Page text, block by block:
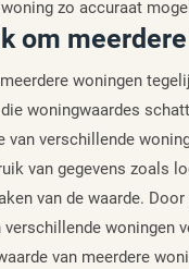
zo accuraat
om
woningen
woningwaardes
van verschillende
van gegevens zoals
van de waarde.
woningen
van meerdere